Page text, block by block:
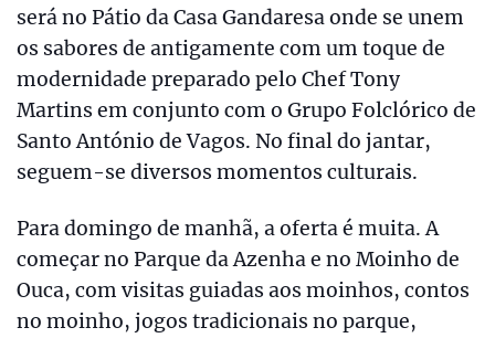
será no Pátio da Casa Gandaresa onde se unem
os sabores de antigamente com um toque de
modernidade preparado pelo Chef Tony
Martins em conjunto com o Grupo Folclórico de
Santo António de Vagos. No final do jantar,
seguem-se diversos momentos culturais.
Para domingo de manhã, a oferta é muita. A
começar no Parque da Azenha e no Moinho de
Ouca, com visitas guiadas aos moinhos, contos
no moinho, jogos tradicionais no parque,